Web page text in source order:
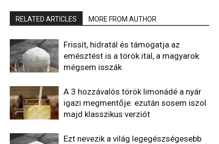
RELATED ARTICLES MORE FROM AUTHOR
Frissít, hidratál és támogatja az
emésztést is a török ital, a magyarok
mégsem isszák
A 3 hozzávalós török limonádé a nyár
igazi megmentője: ezután sosem iszol
majd klasszikus verziót
Ezt nevezik a világ legegészségesebb